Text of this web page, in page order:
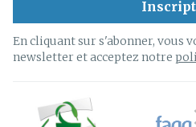
En cliquant sur s'abonner, vous
newsletter et acceptez notre